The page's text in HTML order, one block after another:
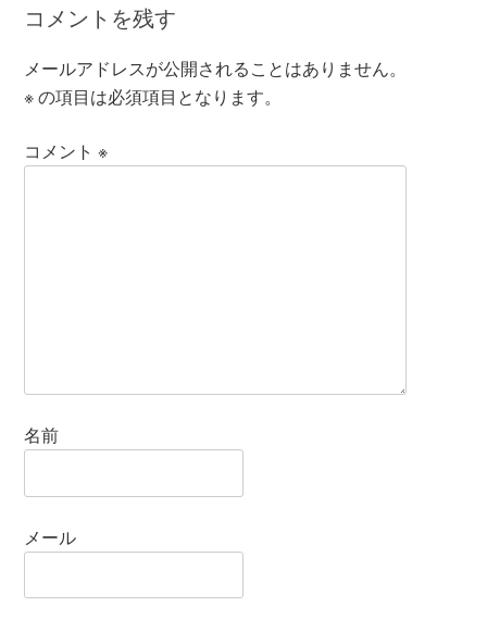
コメントを残す
メールアドレスが公開されることはありません。
※の項目は必須項目となります。
コメント※
名前
メール